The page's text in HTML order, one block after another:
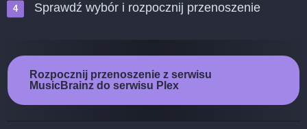
Sprawdź wybór i rozpocznij przenoszenie
Rozpocznij przenoszenie z serwisu
MusicBrainz do serwisu Plex